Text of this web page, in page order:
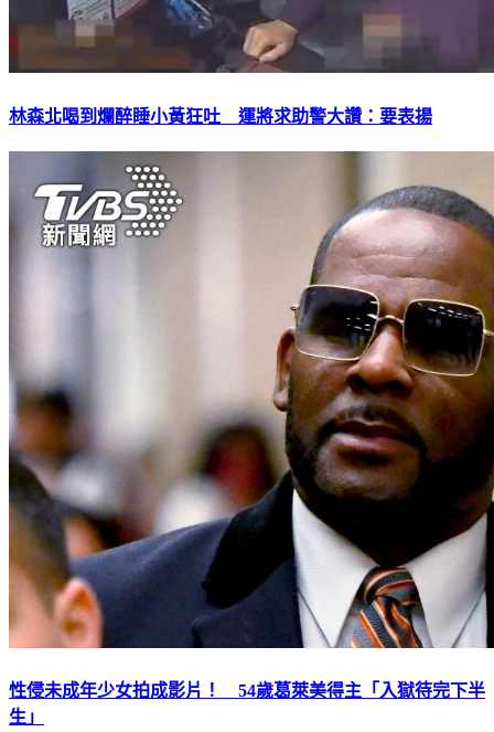
林森北喝到爛醉睡小黃狂吐 運將求助警大讚：要表揚
性侵未成年少女拍成影片！ 54歲葛萊美得主「入獄待完下半
生」